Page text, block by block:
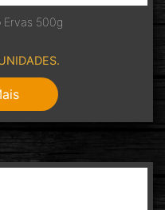
Ervas 500g